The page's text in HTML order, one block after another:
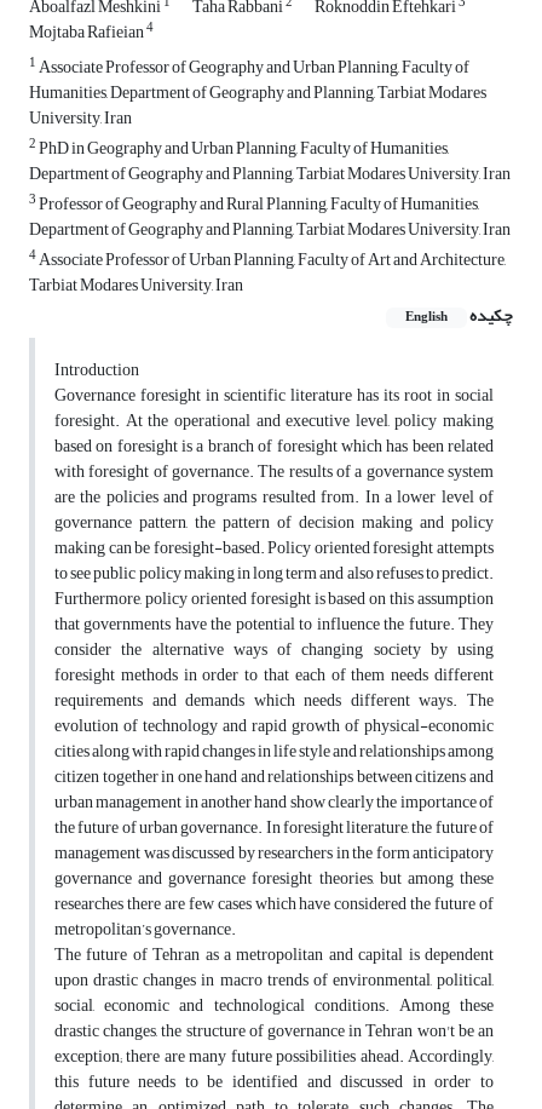
Aboalfazl Meshkini Taha Rabbani Roknoddin Eftehkari
Mojtaba Rafieian4
1Associate Professor of Geography and Urban Planning, Faculty of
Humanities, Department of Geography and Planning, Tarbiat Modares
University, Iran
2PhD in Geography and Urban Planning, Faculty of Humanities,
Department of Geography and Planning, Tarbiat Modares University, Iran
3Professor of Geography and Rural Planning, Faculty of Humanities,
Department of Geography and Planning, Tarbiat Modares University, Iran
4Associate Professor of Urban Planning, Faculty of Art and Architecture,
Tarbiat Modares University, Iran
چکیده
English
Introduction
Governance foresight in scientific literature has its root in social
foresight. At the operational and executive level, policy making
based on foresight is a branch of foresight which has been related
with foresight of governance. The results of a governance system
are the policies and programs resulted from. In a lower level of
governance pattern, the pattern of decision making and policy
making can be foresight-based. Policy oriented foresight attempts
to see public policy making in long term and also refuses to predict.
Furthermore, policy oriented foresight is based on this assumption
that governments have the potential to influence the future. They
consider the alternative ways of changing society by using
foresight methods in order to that each of them needs different
requirements and demands which needs different ways. The
evolution of technology and rapid growth of physical-economic
cities along with rapid changes in life style and relationships among
citizen together in one hand and relationships between citizens and
urban management in another hand show clearly the importance of
the future of urban governance. In foresight literature, the future of
management was discussed by researchers in the form anticipatory
governance and governance foresight theories, but among these
researches there are few cases which have considered the future of
metropolitan’s governance.
The future of Tehran as a metropolitan and capital is dependent
upon drastic changes in macro trends of environmental, political,
social, economic and technological conditions. Among these
drastic changes, the structure of governance in Tehran won't be an
exception; there are many future possibilities ahead. Accordingly,
this future needs to be identified and discussed in order to